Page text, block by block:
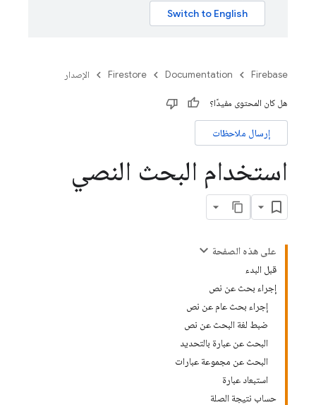
Firebase
Documentation
Firestore الإصدار
هل كان المحتوى مفيدًا؟
إرسال ملاحظات
استخدام البحث النصي
على هذه الصفحة
قبل البدء
إجراء بحث عن نص
إجراء بحث عام عن نص
ضبط لغة البحث عن نص
البحث عن عبارة بالتحديد
البحث عن مجموعة عبارات
استبعاد عبارة
حساب نتيجة الصلة